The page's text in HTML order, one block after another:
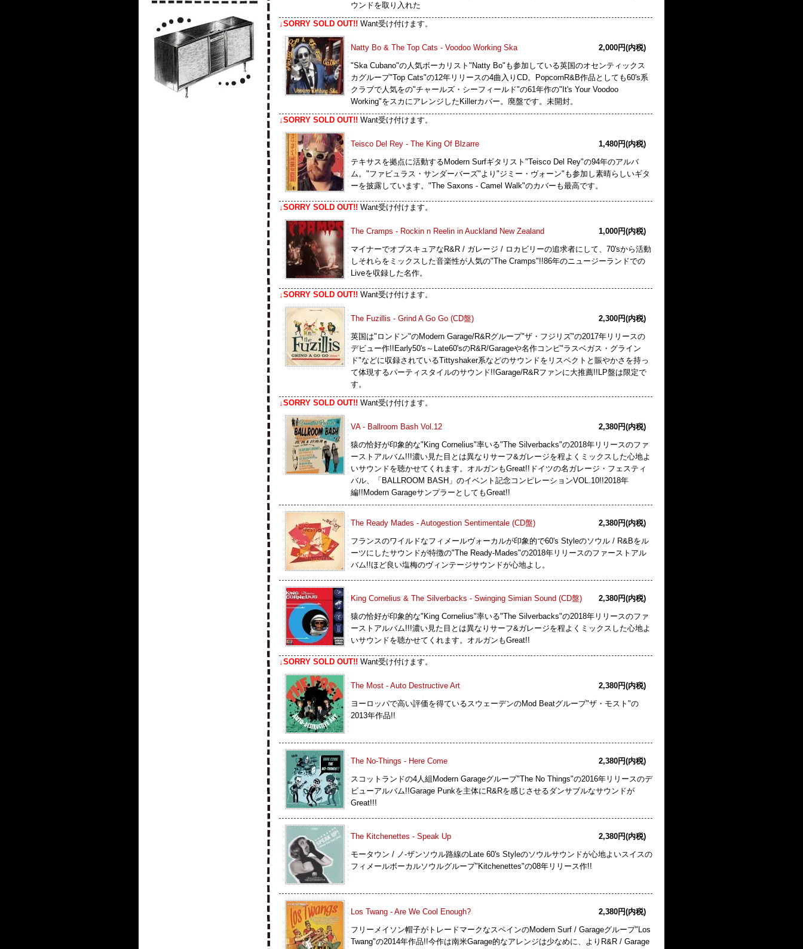
ウンドを取り入れた
↓SORRY SOLD OUT!! Want受け付けます。
Natty Bo & The Top Cats - Voodoo Working Ska
2,000円(内税)
"Ska Cubano"の人気ボーカリスト"Natty Bo"も参加している英国のオセンティックス
カグループ"Top Cats"の12年リリースの4曲入りCD。PopcornR&B作品としても60's系
クラブで人気をの"チャールズ・シーフィールド"の61年作の"It's Your Voodoo
Working"をスカにアレンジしたKillerカバー。廃盤です。未開封。
↓SORRY SOLD OUT!! Want受け付けます。
Teisco Del Rey - The King Of Blzarre
1,480円(内税)
テキサスを拠点に活動するModern Surfギタリスト"Teisco Del Rey"の94年のアルバ
ム。"ファビュラス・サンダーバーズ"より"ジミー・ヴォーン"も参加し素晴らしいギタ
ーを披露しています。"The Saxons - Camel Walk"のカバーも最高です。
↓SORRY SOLD OUT!! Want受け付けます。
The Cramps - Rockin n Reelin in Auckland New Zealand
1,000円(内税)
マイナーでオブスキュアなR&R / ガレージ / ロカビリーの追求者にして、70'sから活動
しそれらをミックスした音楽性が人気の"The Cramps"!!86年のニュージーランドでの
Liveを収録した名作。
↓SORRY SOLD OUT!! Want受け付けます。
The Fuzillis - Grind A Go Go (CD盤)
2,300円(内税)
英国は"ロンドン"のModern Garage/R&Rグループ"ザ・フジリズ"の2017年リリースの
デビュー作!!Early50's～Late60'sのR&R/Garageや名作コンピ"ラスベガス・グライン
ド"などに収録されているTittyshaker系などのサウンドをリスペクトと賑やかさを持っ
て体現するパーティスタイルのサウンド!!Garage/R&Rファンに大推薦!!LP盤は限定で
す。
↓SORRY SOLD OUT!! Want受け付けます。
VA - Ballroom Bash Vol.12
2,380円(内税)
猿の恰好が印象的な"King Cornelius"率いる"The Silverbacks"の2018年リリースのファ
ーストアルバム!!!濃い見た目とは異なりサーフ&ガレージを程よくミックスした心地よ
いサウンドを聴かせてくれます。オルガンもGreat!!ドイツの名ガレージ・フェスティ
バル、「BALLROOM BASH」のイベント記念コンピレーションVOL.10!!2018年
編!!Modern GarageサンプラーとしてもGreat!!
The Ready Mades - Autogestion Sentimentale (CD盤)
2,380円(内税)
フランスのワイルドなフィメールヴォーカルが印象的で60's Styleのソウル / R&Bをル
ーツにしたサウンドが特徴の"The Ready-Mades"の2018年リリースのファーストアル
バム!!ほど良い塩梅のヴィンテージサウンドが心地よし。
King Cornelius & The Silverbacks - Swinging Simian Sound (CD盤)
2,380円(内税)
猿の恰好が印象的な"King Cornelius"率いる"The Silverbacks"の2018年リリースのファ
ーストアルバム!!!濃い見た目とは異なりサーフ&ガレージを程よくミックスした心地よ
いサウンドを聴かせてくれます。オルガンもGreat!!
↓SORRY SOLD OUT!! Want受け付けます。
The Most - Auto Destructive Art
2,380円(内税)
ヨーロッパで高い評価を得ているスウェーデンのMod Beatグループ"ザ・モスト"の
2013年作品!!
The No-Things - Here Come
2,380円(内税)
スコットランドの4人組Modern Garageグループ"The No Things"の2016年リリースのデ
ビューアルバム!!Garage Punkを主体にR&Rを感じさせるダンサブルなサウンドが
Great!!!
The Kitchenettes - Speak Up
2,380円(内税)
モータウン / ノ-ザンソウル路線のLate 60's Styleのソウルサウンドが心地よいスイスの
フィメールボーカルソウルグループ"Kitchenettes"の08年リリース作!!
Los Twang - Are We Cool Enough?
2,380円(内税)
フリーメイソン帽子がトレードマークなスペインのModern Surf / Garageグループ"Los
Twang"の2014年作品!!今作は南米Garage的なアレンジは少なめに、よりR&R / Garage